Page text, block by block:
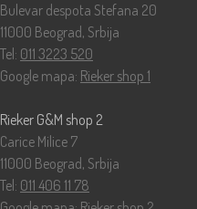
Bulevar despota Stefana 20
11000 Beograd, Srbija
Tel: 011 3223 520
Google mapa: Rieker shop 1
Rieker G&M shop 2
Carice Milice 7
11000 Beograd, Srbija
Tel: 011 406 11 78